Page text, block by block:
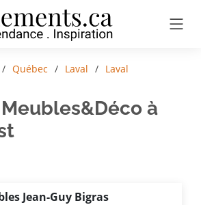
Québec Laval
Laval
à
Jean-Guy Bigras